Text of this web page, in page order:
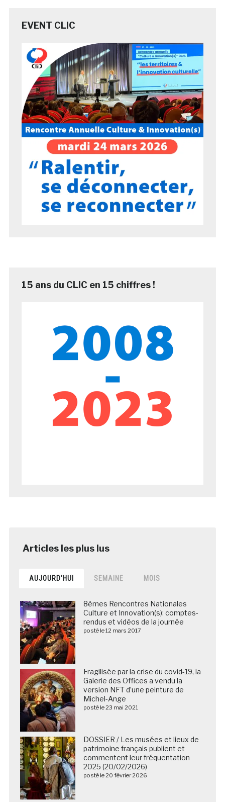
EVENT CLIC
15 ans du CLIC en 15 chiffres !
AUJOURD’HUI SEMAINE MOIS
8èmes Rencontres Nationales
Culture et Innovation(s): comptes-
rendus et vidéos de la journée
posté le 12 mars 2017
Fragilisée par la crise du covid-19, la
Galerie des Offices a vendu la
version NFT d’une peinture de
Michel-Ange
posté le 23 mai 2021
DOSSIER / Les musées et lieux de
patrimoine français publient et
commentent leur fréquentation
2025 (20/02/2026)
posté le 20 février 2026